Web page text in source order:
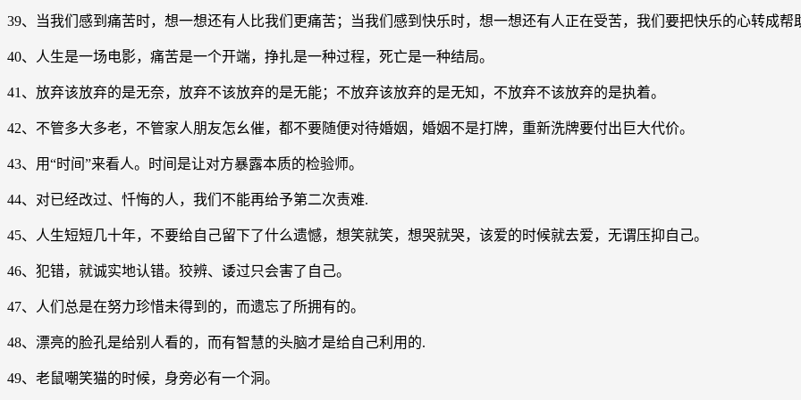
39、当我们感到痛苦时，想一想还有人比我们更痛苦；当我们感到快乐时，想一想还有人正在受苦，我们要把快乐的心转成帮
40、人生是一场电影，痛苦是一个开端，挣扎是一种过程，死亡是一种结局。
41、放弃该放弃的是无奈，放弃不该放弃的是无能；不放弃该放弃的是无知，不放弃不该放弃的是执着。
42、不管多大多老，不管家人朋友怎幺催，都不要随便对待婚姻，婚姻不是打牌，重新洗牌要付出巨大代价。
43、用“时间”来看人。时间是让对方暴露本质的检验师。
44、对已经改过、忏悔的人，我们不能再给予第二次责难.
45、人生短短几十年，不要给自己留下了什么遗憾，想笑就笑，想哭就哭，该爱的时候就去爱，无谓压抑自己。
46、犯错，就诚实地认错。狡辨、诿过只会害了自己。
47、人们总是在努力珍惜未得到的，而遗忘了所拥有的。
48、漂亮的脸孔是给别人看的，而有智慧的头脑才是给自己利用的.
49、老鼠嘲笑猫的时候，身旁必有一个洞。